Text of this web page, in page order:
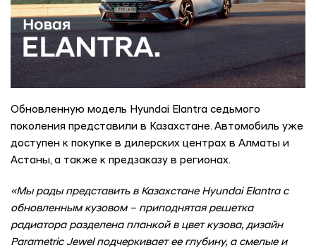
Обновленную модель Hyundai Elantra седьмого
поколения представили в Казахстане. Автомобиль уже
доступен к покупке в дилерских центрах в Алматы и
Астаны, а также к предзаказу в регионах.
«Мы рады представить в Казахстане Hyundai Elantra с
обновленным кузовом – приподнятая решетка
радиатора разделена планкой в цвет кузова, дизайн
Parametric Jewel подчеркивает ее глубину, а смелые и